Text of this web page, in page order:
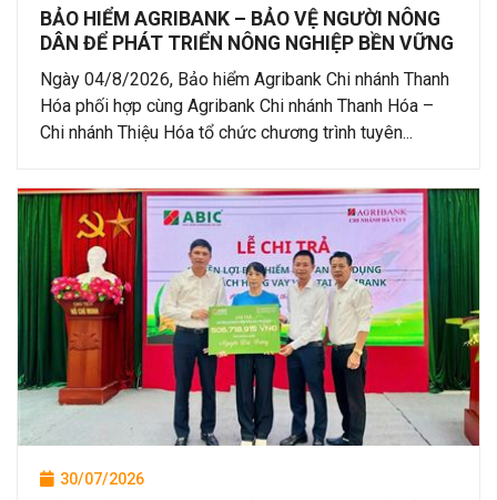
BẢO HIỂM AGRIBANK – BẢO VỆ NGƯỜI NÔNG
DÂN ĐỂ PHÁT TRIỂN NÔNG NGHIỆP BỀN VỮNG
Ngày 04/8/2026, Bảo hiểm Agribank Chi nhánh Thanh
Hóa phối hợp cùng Agribank Chi nhánh Thanh Hóa –
Chi nhánh Thiệu Hóa tổ chức chương trình tuyên...
30/07/2026